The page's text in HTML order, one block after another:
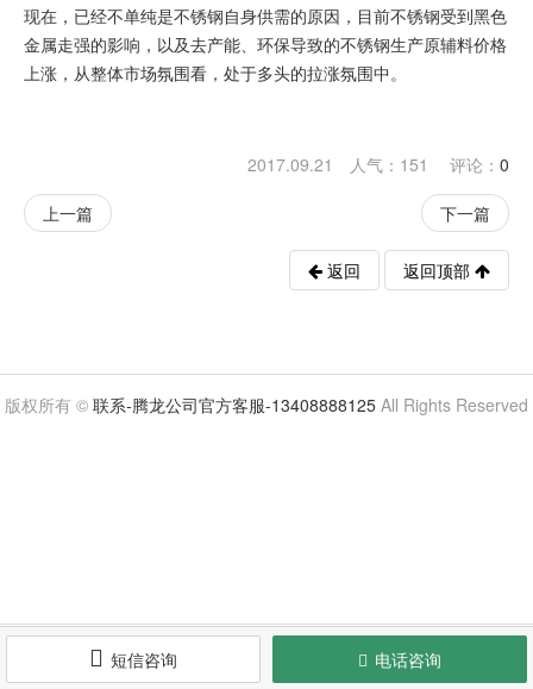
现在，已经不单纯是不锈钢自身供需的原因，目前不锈钢受到黑色
金属走强的影响，以及去产能、环保导致的不锈钢生产原辅料价格
上涨，从整体市场氛围看，处于多头的拉涨氛围中。
2017.09.21 人气： 151 评论： 0
上一篇 下一篇
返回 返回顶部
版权所有 © 联系-腾龙公司官方客服-13408888125 All Rights Reserved
 短信咨询  电话咨询